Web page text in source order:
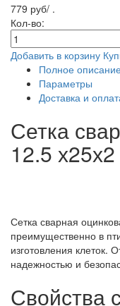
779 руб/ .
Кол-во:
Добавить в корзину
Полное
Параметры
Доставка и
Сетка
12.5 х25х2
Сетка сварная
преимущественно в
изготовления клеток.
надежностью и
Свойства